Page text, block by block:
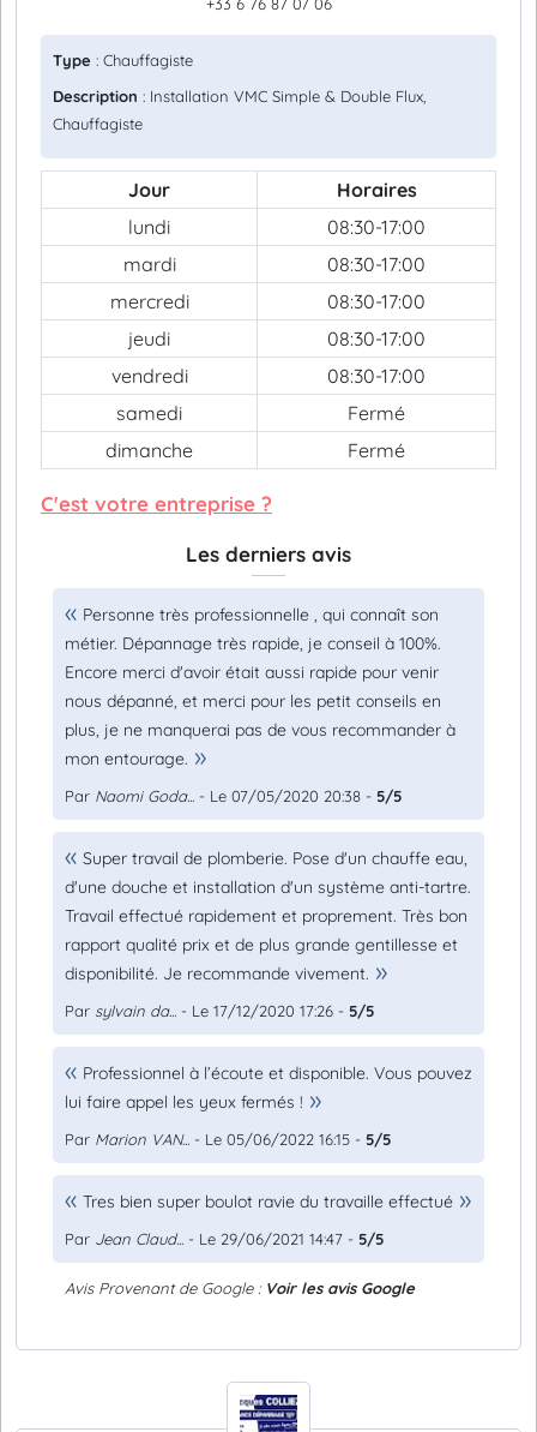
Type : Chauffagiste
Description : Installation VMC Simple & Double Flux,
Chauffagiste
Jour
Horaires
lundi
08:30-17:00
mardi
08:30-17:00
mercredi
08:30-17:00
jeudi
08:30-17:00
vendredi
08:30-17:00
samedi
Fermé
dimanche
Fermé
C'est votre entreprise ?
Les derniers avis
Personne très professionnelle , qui connaît son
métier. Dépannage très rapide, je conseil à 100%.
Encore merci d'avoir était aussi rapide pour venir
nous dépanné, et merci pour les petit conseils en
plus, je ne manquerai pas de vous recommander à
mon entourage.
Par Naomi Goda... - Le 07/05/2020 20:38 - 5/5
Super travail de plomberie. Pose d'un chauffe eau,
d'une douche et installation d'un système anti-tartre.
Travail effectué rapidement et proprement. Très bon
rapport qualité prix et de plus grande gentillesse et
disponibilité. Je recommande vivement.
Par sylvain da... - Le 17/12/2020 17:26 - 5/5
Professionnel à l’écoute et disponible. Vous pouvez
lui faire appel les yeux fermés !
Par Marion VAN... - Le 05/06/2022 16:15 - 5/5
Tres bien super boulot ravie du travaille effectué
Par Jean Claud... - Le 29/06/2021 14:47 - 5/5
Avis Provenant de Google : Voir les avis Google